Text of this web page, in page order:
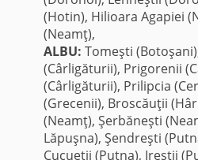
(Hotin), Hilioara Agapiei
(Neamţ),
ALBU: Tomeşti
(Cârligăturii), Prigorenii
(Cârligăturii), Prilipcia
(Grecenii), Broscăuţii
(Neamţ), Şerbăneşti
Lăpuşna), Şendreşti
Cucueţii (Putna), Ireştii